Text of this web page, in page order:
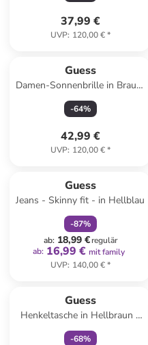
37,99 €
UVP: 120,00 €*
Guess
Damen-Sonnenbrille in Braun/
Lila
-64%
42,99 €
UVP: 120,00 €*
Guess
Jeans - Skinny fit - in Hellblau
-87%
ab: 18,99 €regulär
ab: 16,99 € mit family
UVP: 140,00 €*
Guess
Henkeltasche in Hellbraun -
(B)18 x (H)14 x (T)7 cm
-68%